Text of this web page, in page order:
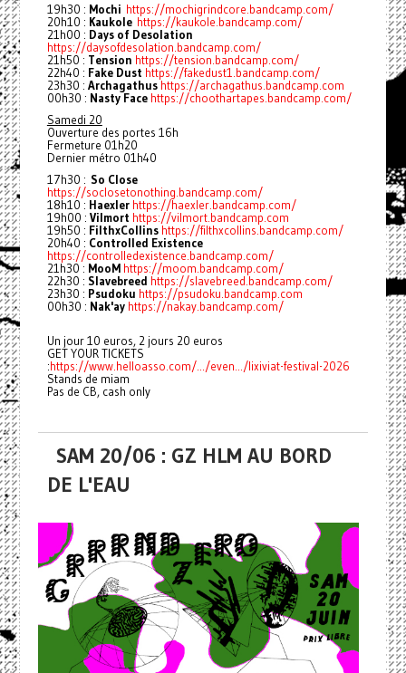
19h30 : Mochi https://mochigrindcore.bandcamp.com/
20h10 : Kaukole https://kaukole.bandcamp.com/
21h00 : Days of Desolation
https://daysofdesolation.bandcamp.com/
21h50 : Tension https://tension.bandcamp.com/
22h40 : Fake Dust https://fakedust1.bandcamp.com/
23h30 : Archagathus https://archagathus.bandcamp.com
00h30 : Nasty Face https://choothartapes.bandcamp.com/
Samedi 20
Ouverture des portes 16h
Fermeture 01h20
Dernier métro 01h40
17h30 : So Close
https://soclosetonothing.bandcamp.com/
18h10 : Haexler https://haexler.bandcamp.com/
19h00 : Vilmort https://vilmort.bandcamp.com
19h50 : FilthxCollins https://filthxcollins.bandcamp.com/
20h40 : Controlled Existence
https://controlledexistence.bandcamp.com/
21h30 : MooM https://moom.bandcamp.com/
22h30 : Slavebreed https://slavebreed.bandcamp.com/
23h30 : Psudoku https://psudoku.bandcamp.com
00h30 : Nak'ay https://nakay.bandcamp.com/
Un jour 10 euros, 2 jours 20 euros
GET YOUR TICKETS
:https://www.helloasso.com/.../even.../lixiviat-festival-2026
Stands de miam
Pas de CB, cash only
SAM 20/06 : GZ HLM AU BORD
DE L'EAU